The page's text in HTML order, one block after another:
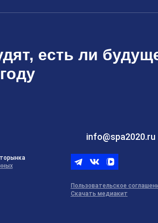
есть ли
info@spa2020.ru
TelegramВКонтакте
ВК
Пользовательское
Скачать медиакит